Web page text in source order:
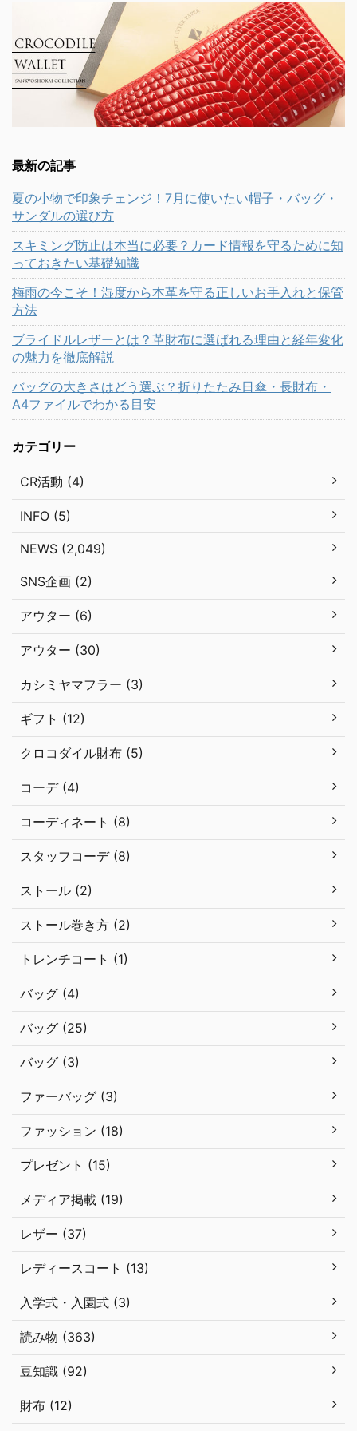
最新の記事
夏の小物で印象チェンジ！7月に使いたい帽子・バッグ・
サンダルの選び方
スキミング防止は本当に必要？カード情報を守るために知
っておきたい基礎知識
梅雨の今こそ！湿度から本革を守る正しいお手入れと保管
方法
ブライドルレザーとは？革財布に選ばれる理由と経年変化
の魅力を徹底解説
バッグの大きさはどう選ぶ？折りたたみ日傘・長財布・
A4ファイルでわかる目安
カテゴリー
CR活動 (4)
INFO (5)
NEWS (2,049)
SNS企画 (2)
アウター (6)
アウター (30)
カシミヤマフラー (3)
ギフト (12)
クロコダイル財布 (5)
コーデ (4)
コーディネート (8)
スタッフコーデ (8)
ストール (2)
ストール巻き方 (2)
トレンチコート (1)
バッグ (4)
バッグ (25)
バッグ (3)
ファーバッグ (3)
ファッション (18)
プレゼント (15)
メディア掲載 (19)
レザー (37)
レディースコート (13)
入学式・入園式 (3)
読み物 (363)
豆知識 (92)
財布 (12)